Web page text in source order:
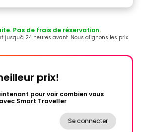
Pas de frais de réservation.
jusqu'à 24 heures avant. Nous alignons les prix.
prix!
pour voir combien vous
Smart Traveller
Se connecter